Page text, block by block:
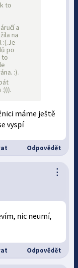
to
a
na
:(.Je
po
to
:).
máme ještě
vyspí
Odpovědět
⋮
nic neumí,
Odpovědět